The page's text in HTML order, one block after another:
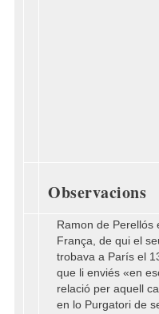
Observacions
Ramon de Perellós
França, de qui el
trobava a París el
que li enviés «en
relació per aquell
en lo Purgatori de